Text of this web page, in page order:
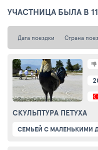
УЧАСТНИЦА БЫЛА В
Дата поездки Страна
СКУЛЬПТУРА ПЕТУХА
СЕМЬЕЙ С МАЛЕНЬКИМИ